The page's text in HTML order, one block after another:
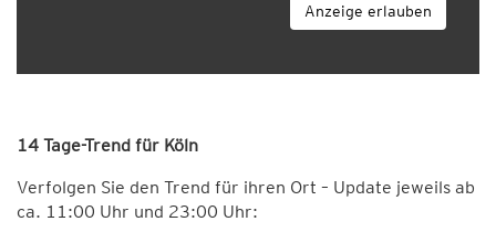
Anzeige erlauben
14 Tage-Trend für Köln
Verfolgen Sie den Trend für ihren Ort – Update jeweils ab
ca. 11:00 Uhr und 23:00 Uhr: